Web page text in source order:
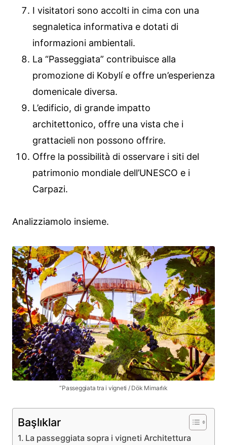
I visitatori sono accolti in cima con una
segnaletica informativa e dotati di
informazioni ambientali.
La “Passeggiata” contribuisce alla
promozione di Kobylí e offre un’esperienza
domenicale diversa.
L’edificio, di grande impatto
architettonico, offre una vista che i
grattacieli non possono offrire.
Offre la possibilità di osservare i siti del
patrimonio mondiale dell’UNESCO e i
Carpazi.
Analizziamolo insieme.
“Passeggiata tra i vigneti / Dök Mimarlık
Başlıklar
La passeggiata sopra i vigneti Architettura